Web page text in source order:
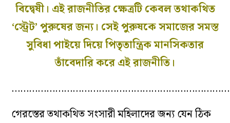
বিদ্বেষী। এই রাজনীতির ক্ষেত্রটি কেবল তথাকথিত
‘স্ট্রেট’ পুরুষের জন্য। সেই পুরুষকে সমাজের সমস্ত
সুবিধা পাইয়ে দিয়ে পিতৃতান্ত্রিক মানসিকতার
তাঁবেদারি করে এই রাজনীতি।
গেরস্তের তথাকথিত সংসারী মহিলাদের জন্য যেন ঠিক